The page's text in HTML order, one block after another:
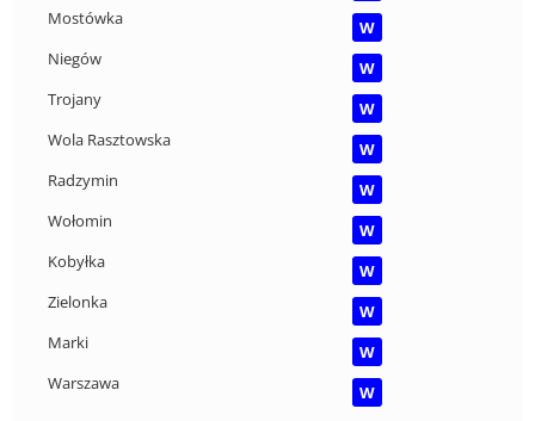
Mostówka
W
Niegów
W
Trojany
W
Wola Rasztowska
W
Radzymin
W
Wołomin
W
Kobyłka
W
Zielonka
W
Marki
W
Warszawa
W